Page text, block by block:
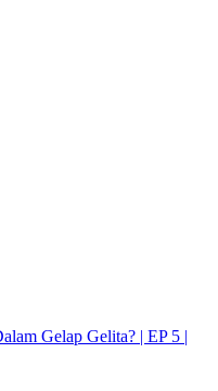
Gelap Gelita? | EP 5 |